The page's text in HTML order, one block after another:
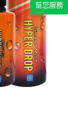
幫您服務